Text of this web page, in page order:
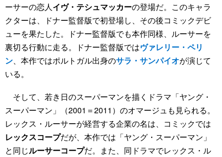
ーサーの恋人イヴ・テシュマッカーの登場だ。このキャラ
クターは、ドナー監督版で初登場し、その後コミックデビ
ューを果たした。ドナー監督版でも本作同様、ルーサーを
裏切る行動に走る。ドナー監督版ではヴァレリー・ペリ
ン、本作ではポルトガル出身のサラ・サンパイオが演じて
いる。
そして、若き日のスーパーマンを描くドラマ「ヤング・
スーパーマン」（2001＝2011）のオマージュも見られる。
レックス・ルーサーが経営する企業の名は、コミックでは
レックスコープだが、本作では「ヤング・スーパーマン」
と同じルーサーコープだ。また、同ドラマでレックス・ル